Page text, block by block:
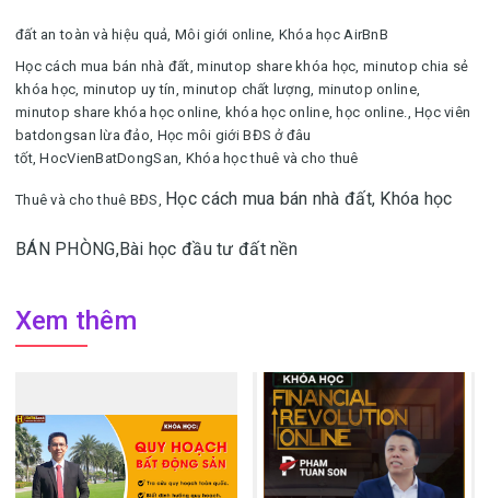
đất an toàn và hiệu quả, Môi giới online, Khóa học AirBnB
Học cách mua bán nhà đất,minutop share khóa học, minutop chia sẻ
khóa học, minutop uy tín, minutop chất lượng, minutop online,
minutop share khóa học online, khóa học online, học online.,Học viên
batdongsan lừa đảo, Học môi giới BĐS ở đâu
tốt,HocVienBatDongSan, Khóa học thuê và cho thuê
Thuê và cho thuê BĐS, Học cách mua bán nhà đất, Khóa học
BÁN PHÒNG,Bài học đầu tư đất nền
Xem thêm